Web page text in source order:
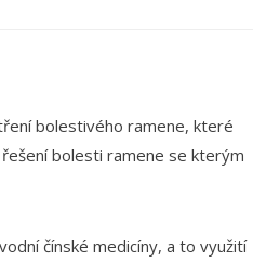
bolestivého ramene, které
bolesti ramene se kterým
čínské medicíny, a to využití